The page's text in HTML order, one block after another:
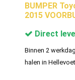
BUMPER
2015
Direct
Binnen 2
halen in